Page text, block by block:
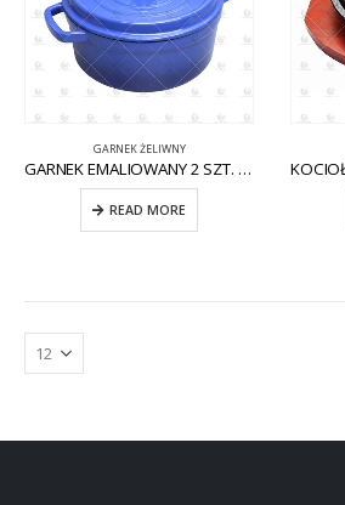
GARNEK ŻELIWNY
GARNEK EMALIOWANY 2 SZT. CW-CI006
READ MORE